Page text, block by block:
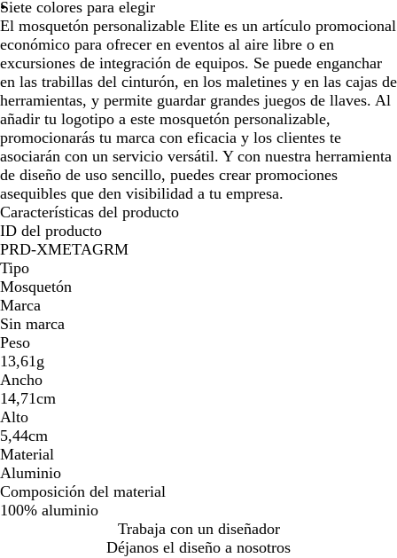
por
la
imagen
por
la
imagen
la
imagen
por
la
imagen
z
o
o
s
a
d
o
Siete colores para elegir
El mosquetón personalizable Elite es un artículo promocional
económico para ofrecer en eventos al aire libre o en
excursiones de integración de equipos. Se puede enganchar
en las trabillas del cinturón, en los maletines y en las cajas de
herramientas, y permite guardar grandes juegos de llaves. Al
añadir tu logotipo a este mosquetón personalizable,
promocionarás tu marca con eficacia y los clientes te
asociarán con un servicio versátil. Y con nuestra herramienta
de diseño de uso sencillo, puedes crear promociones
asequibles que den visibilidad a tu empresa.
Características del producto
ID del producto
PRD-XMETAGRM
Tipo
Mosquetón
Marca
Sin marca
Peso
13,61g
Ancho
14,71cm
Alto
5,44cm
Material
Aluminio
Composición del material
100% aluminio
Trabaja con un diseñador
Déjanos el diseño a nosotros